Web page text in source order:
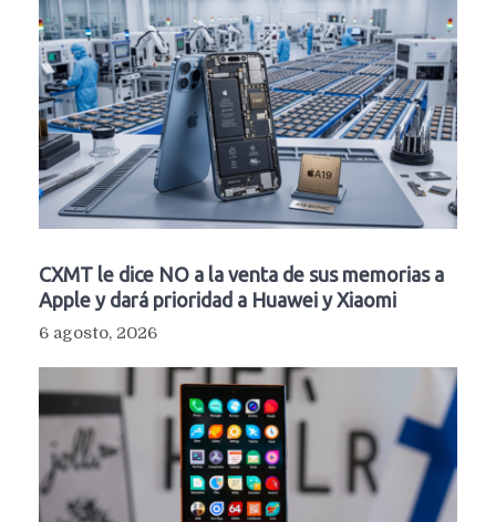
CXMT le dice NO a la venta de sus memorias a
Apple y dará prioridad a Huawei y Xiaomi
6 agosto, 2026